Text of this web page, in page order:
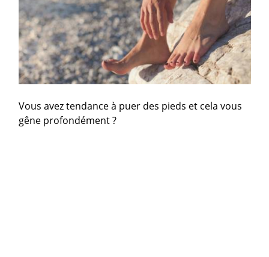
Vous avez tendance à puer des pieds et cela vous
gêne profondément ?